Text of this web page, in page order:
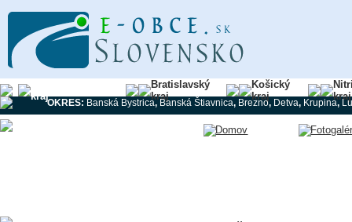
kraj
Bratislavský
kraj
Košický
kraj
kraj
OKRES: Banská Bystrica, Banská Štiavnica, Brezno, Detva, Krupina,